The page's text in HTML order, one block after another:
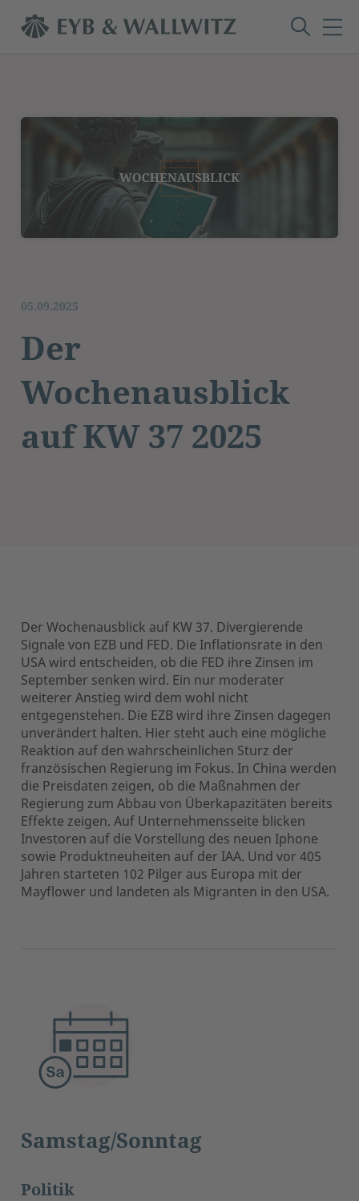
05.09.2025
Der
Wochenausblick
auf KW 37 2025
Der Wochenausblick auf KW 37. Divergierende
Signale von EZB und FED. Die Inflationsrate in den
USA wird entscheiden, ob die FED ihre Zinsen im
September senken wird. Ein nur moderater
weiterer Anstieg wird dem wohl nicht
entgegenstehen. Die EZB wird ihre Zinsen dagegen
unverändert halten. Hier steht auch eine mögliche
Reaktion auf den wahrscheinlichen Sturz der
französischen Regierung im Fokus. In China werden
die Preisdaten zeigen, ob die Maßnahmen der
Regierung zum Abbau von Überkapazitäten bereits
Effekte zeigen. Auf Unternehmensseite blicken
Investoren auf die Vorstellung des neuen Iphone
sowie Produktneuheiten auf der IAA. Und vor 405
Jahren starteten 102 Pilger aus Europa mit der
Mayflower und landeten als Migranten in den USA.
Samstag/Sonntag
Politik